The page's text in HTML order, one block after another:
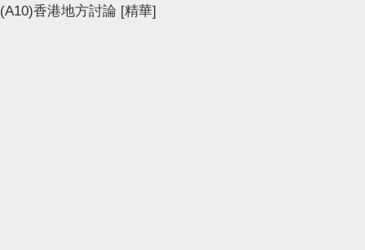
(A10)香港地方討論 [精華]